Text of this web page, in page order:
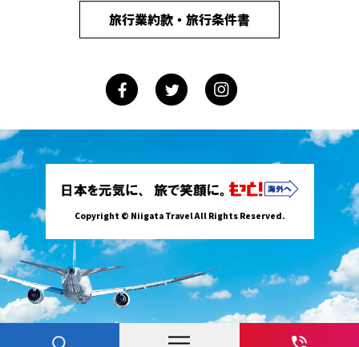
旅行業約款・旅行条件書
Copyright © Niigata Travel All Rights Reserved.